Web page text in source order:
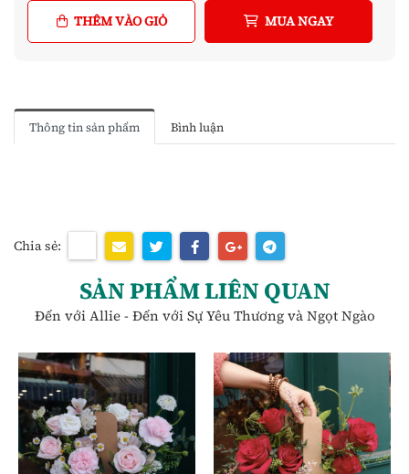
THÊM VÀO GIỎ MUA NGAY
Thông tin sản phẩm Bình luận
Chia sẻ:
SẢN PHẨM LIÊN QUAN
Đến với Allie - Đến với Sự Yêu Thương và Ngọt Ngào